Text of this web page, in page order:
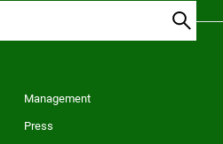
Management
Press